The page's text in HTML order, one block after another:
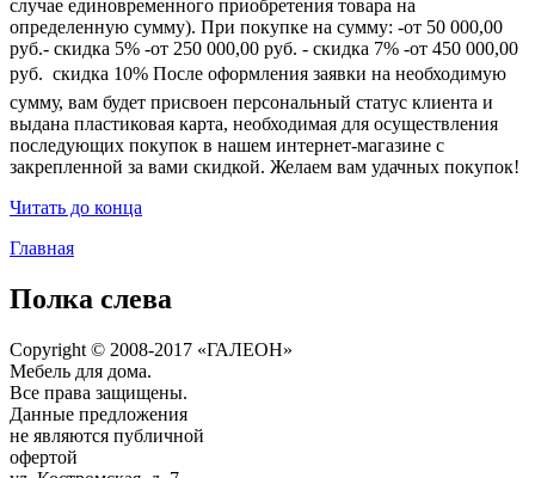
случае единовременного приобретения товара на
определенную сумму). При покупке на сумму: -от 50 000,00
руб.- скидка 5% -от 250 000,00 руб. - скидка 7% -от 450 000,00
руб.  скидка 10% После оформления заявки на необходимую
сумму, вам будет присвоен персональный статус клиента и
выдана пластиковая карта, необходимая для осуществления
последующих покупок в нашем интернет-магазине с
закрепленной за вами скидкой. Желаем вам удачных покупок!
Читать до конца
Главная
Полка слева
Copyright © 2008-2017 «ГАЛЕОН»
Мебель для дома.
Все права защищены.
Данные предложения
не являются публичной
офертой